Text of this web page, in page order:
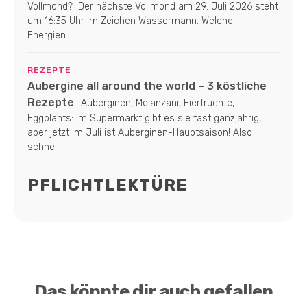
Vollmond? Der nächste Vollmond am 29. Juli 2026 steht
um 16:35 Uhr im Zeichen Wassermann. Welche
Energien...
REZEPTE
Aubergine all around the world – 3 köstliche
Rezepte
Auberginen, Melanzani, Eierfrüchte,
Eggplants: Im Supermarkt gibt es sie fast ganzjährig,
aber jetzt im Juli ist Auberginen-Hauptsaison! Also
schnell...
PFLICHTLEKTÜRE